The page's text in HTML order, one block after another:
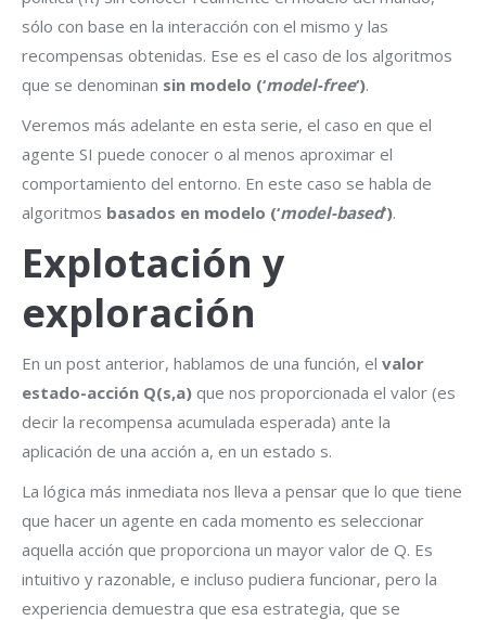
sólo con base en la interacción con el mismo y las
recompensas obtenidas. Ese es el caso de los algoritmos
que se denominan sin modelo (‘model-free‘).
Veremos más adelante en esta serie, el caso en que el
agente SI puede conocer o al menos aproximar el
comportamiento del entorno. En este caso se habla de
algoritmos basados en modelo (‘model-based‘).
Explotación y
exploración
En un post anterior, hablamos de una función, el valor
estado-acción Q(s,a) que nos proporcionada el valor (es
decir la recompensa acumulada esperada) ante la
aplicación de una acción a, en un estado s.
La lógica más inmediata nos lleva a pensar que lo que tiene
que hacer un agente en cada momento es seleccionar
aquella acción que proporciona un mayor valor de Q. Es
intuitivo y razonable, e incluso pudiera funcionar, pero la
experiencia demuestra que esa estrategia, que se